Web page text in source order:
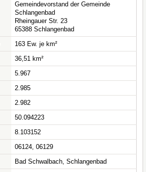
Gemeindevorstand der Gemeinde
Schlangenbad
Rheingauer Str. 23
65388 Schlangenbad
163 Ew. je km²
36,51 km²
5.967
2.985
2.982
50.094223
8.103152
06124, 06129
Bad Schwalbach, Schlangenbad